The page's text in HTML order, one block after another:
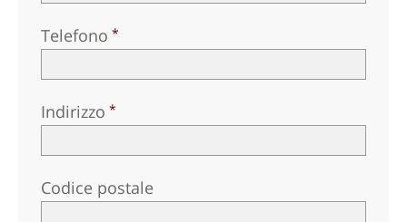
Telefono
Indirizzo
Codice postale